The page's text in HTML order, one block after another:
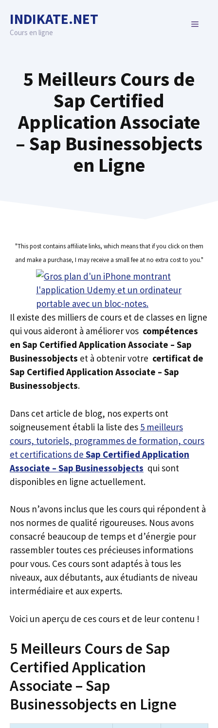
content
INDIKATE.NET
Cours en ligne
MENU
5 Meilleurs Cours de
Sap Certified
Application Associate
– Sap Businessobjects
en Ligne
"This post contains affiliate links, which means that if you click on them
and make a purchase, I may receive a small fee at no extra cost to you."
Il existe des milliers de cours et de classes en ligne
qui vous aideront à améliorer vos compétences
en Sap Certified Application Associate – Sap
Businessobjects et à obtenir votre certificat de
Sap Certified Application Associate – Sap
Businessobjects.
Dans cet article de blog, nos experts ont
soigneusement établi la liste des 5 meilleurs
cours, tutoriels, programmes de formation, cours
et certifications de Sap Certified Application
Associate – Sap Businessobjects qui sont
disponibles en ligne actuellement.
Nous n’avons inclus que les cours qui répondent à
nos normes de qualité rigoureuses. Nous avons
consacré beaucoup de temps et d’énergie pour
rassembler toutes ces précieuses informations
pour vous. Ces cours sont adaptés à tous les
niveaux, aux débutants, aux étudiants de niveau
intermédiaire et aux experts.
Voici un aperçu de ces cours et de leur contenu !
5 Meilleurs Cours de Sap
Certified Application
Associate – Sap
Businessobjects en Ligne